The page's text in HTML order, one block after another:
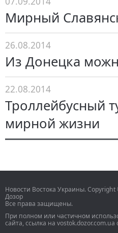
Мирный
26.08.2014
Из Донецка
22.08.2014
Троллейбусный
мирной жизни
Новости Востока Украины.
Дозор
Все права защищены.
При полном или частичном
сайта, ссылка на vostok.dozor.com.ua